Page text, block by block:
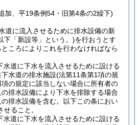
加、平19条例54・旧第4条の2繰下)
道に流入させるために排水設備の新
下「新設等」という。)を行おうとす
ころによりこれを行わなければなら
水道に下水を流入させるために設ける
水道の排水施設(法第11条第1項の規
の規定に該当しない場合に所有者の
排水設備により下水を排除する場合
排水設備を含む。以下この条におい
せること。
水道に下水を流入させるために設ける